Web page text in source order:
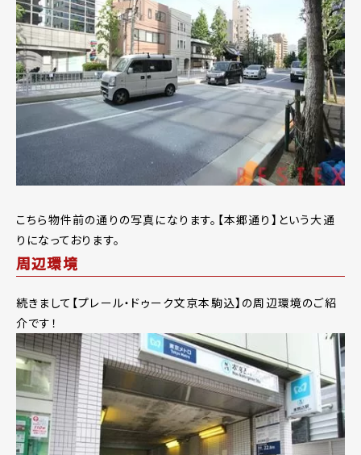
こちら物件前の通りの写真になります。【本郷通り】という大通
りになっております。
周辺環境
続きまして【プレール・ドゥーク文京本駒込】の周辺環境のご紹
介です！